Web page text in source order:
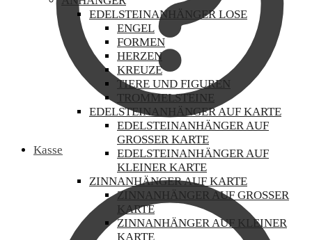
Kasse
EDELSTEINANHÄNGER LOSE
ENGEL
FORMEN
HERZEN
KREUZE
TIERE UND FIGUREN
TROMMELSTEINE
EDELSTEINANHÄNGER AUF KARTE
EDELSTEINANHÄNGER AUF
GROSSER KARTE
EDELSTEINANHÄNGER AUF
KLEINER KARTE
ZINNANHÄNGER AUF KARTE
ZINNANHÄNGER AUF GROSSER K
ARTE
ZINNANHÄNGER AUF KLEINER
KARTE